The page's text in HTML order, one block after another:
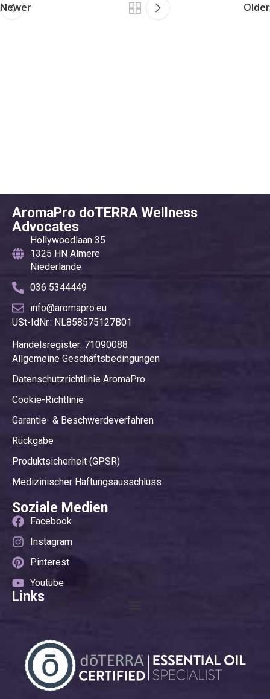
Newer Older
AromaPro doTERRA Wellness
Advocates
Hollywoodlaan 35
1325 HN Almere
Niederlande
036 5344449
info@aromapro.eu
USt-IdNr.: NL858575127B01
Handelsregister: 71090088
Allgemeine Geschäftsbedingungen
Datenschutzrichtlinie AromaPro
Cookie-Richtlinie
Garantie- & Beschwerdeverfahren
Rückgabe
Produktsicherheit (GPSR)
Medizinischer Haftungsausschluss
Soziale Medien
Facebook
Instagram
Pinterest
Youtube
Links